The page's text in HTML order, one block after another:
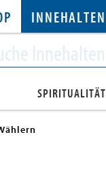
INNEHALTEN
SPIRITUALITÄT